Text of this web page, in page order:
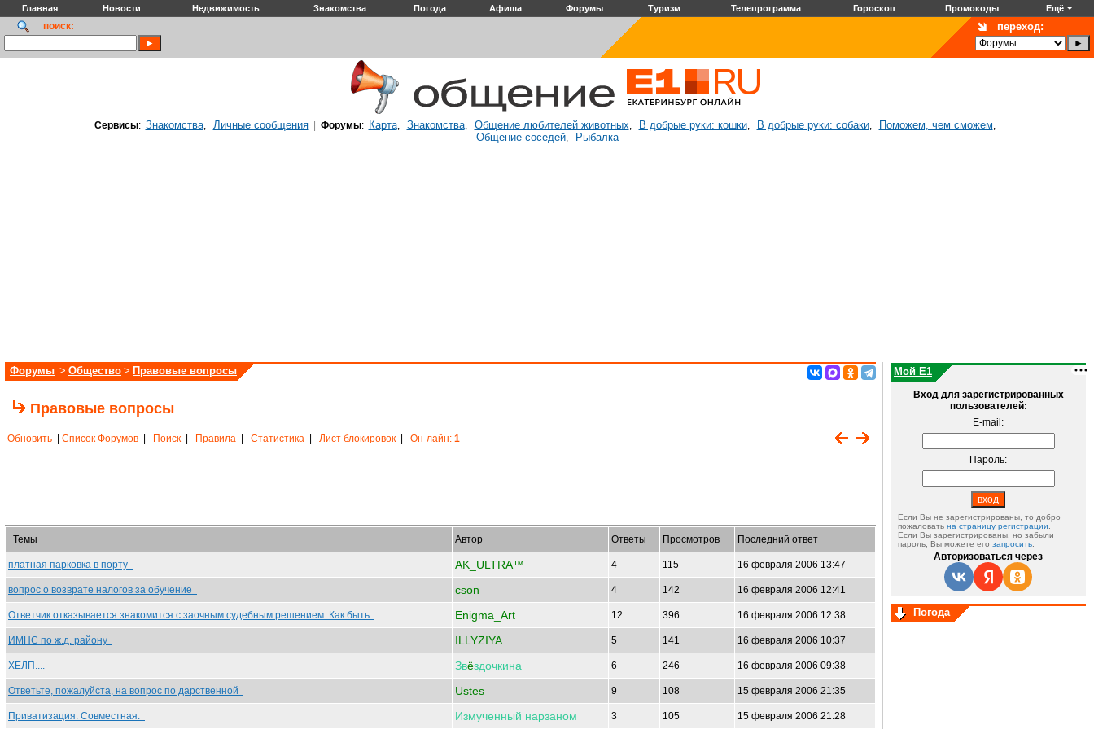
Главная Новости Недвижимость Знакомства Погода Афиша Форумы Туризм Телепрограмма Гороскоп Промокоды Ещё
поиск: переход:
Сервисы: Знакомства, Личные сообщения| Форумы: Карта, Знакомства, Общение любителей животных, В добрые руки: кошки, В добрые руки: собаки, Поможем, чем сможем,
Общение соседей, Рыбалка
Форумы > Общество > Правовые вопросы
Правовые вопросы
Обновить Список Форумов Поиск Правила Статистика Лист блокировок Он-лайн: 1
Темы Автор Ответы Просмотров Последний ответ
платная парковка в порту AK_ULTRA™ 4 115 16 февраля 2006 13:47
вопрос о возврате налогов за обучение cson 4 142 16 февраля 2006 12:41
Ответчик отказывается знакомится с заочным судебным решением. Как быть Enigma_Art 12 396 16 февраля 2006 12:38
ИМНС по ж.д. району ILLYZIYA 5 141 16 февраля 2006 10:37
ХЕЛП.... Звёздочкина 6 246 16 февраля 2006 09:38
Ответьте, пожалуйста, на вопрос по дарственной Ustes 9 108 15 февраля 2006 21:35
Приватизация. Совместная. Измученный нарзаном 3 105 15 февраля 2006 21:28
Мой E1
Вход для зарегистрированных
пользователей:
E-mail:
Пароль:
Если Вы не зарегистрированы, то добро
пожаловать на страницу регистрации
Если Вы зарегистрированы, но забыли
пароль, Вы можете его запросить
Авторизоваться через
Погода